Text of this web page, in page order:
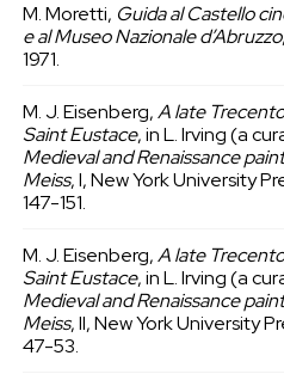
M. Moretti, Guida al Castello
e al Museo Nazionale d’Abruzzo
1971.
M. J. Eisenberg,A late
Saint Eustace, in L. Irving (a
Medieval and Renaissance
Meiss, I, New York University
147-151.
M. J. Eisenberg,A late
Saint Eustace, in L. Irving (a
Medieval and Renaissance
Meiss, II, New York University
47-53.